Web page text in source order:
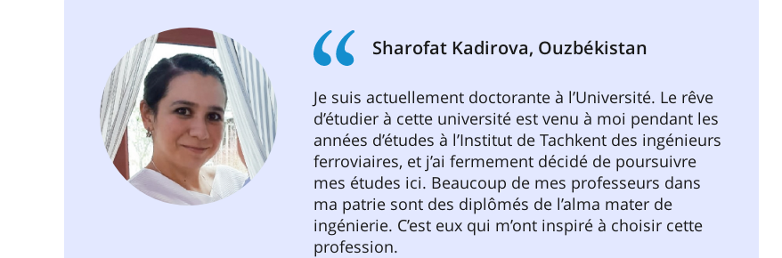
Sharofat Kadirova, Ouzbékistan
Je suis actuellement doctorante à l’Université. Le rêve
d’étudier à cette université est venu à moi pendant les
années d’études à l’Institut de Tachkent des ingénieurs
ferroviaires, et j’ai fermement décidé de poursuivre
mes études ici. Beaucoup de mes professeurs dans
ma patrie sont des diplômés de l’alma mater de
ingénierie. C’est eux qui m’ont inspiré à choisir cette
profession.